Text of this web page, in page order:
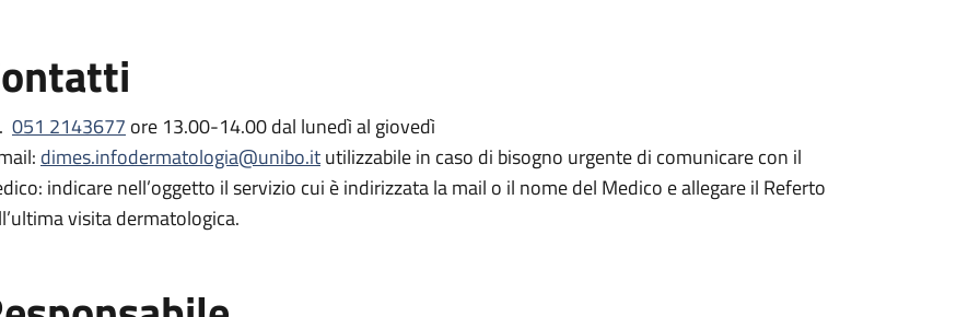
051 2143677 ore 13.00-14.00 dal lunedì al giovedì
dimes.infodermatologia@unibo.itutilizzabile in caso di bisogno urgente di comunicare con il
indicare nell’oggetto il servizio cui è indirizzata la mail o il nome del Medico e allegare il Referto
visita dermatologica.